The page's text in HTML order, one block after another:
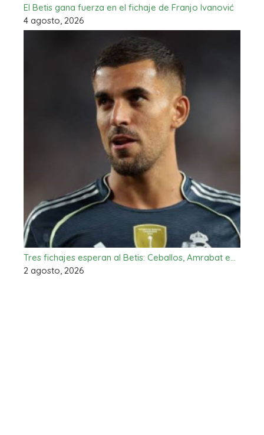
El Betis gana fuerza en el fichaje de Franjo Ivanović
4 agosto, 2026
Tres fichajes esperan al Betis: Ceballos, Amrabat e…
2 agosto, 2026